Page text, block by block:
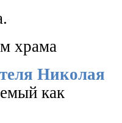
храма
Николая
как